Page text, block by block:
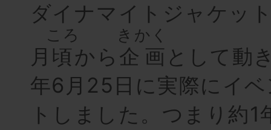
ダイナマイトジャケッ
月 頃
ころ
から 企画
きかく
として動
年6月25日に実際にイ
トしました。つまり約1